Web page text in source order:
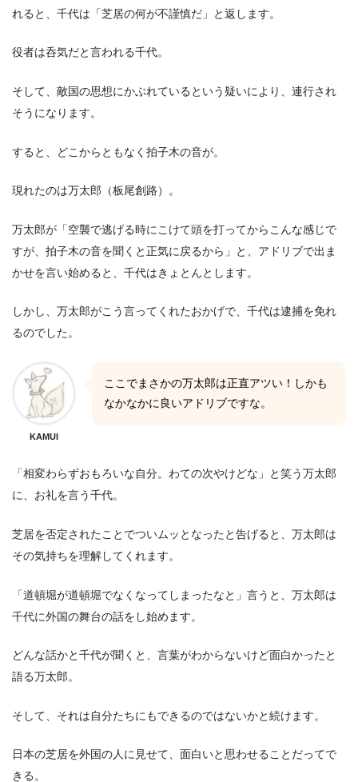
れると、千代は「芝居の何が不謹慎だ」と返します。
役者は呑気だと言われる千代。
そして、敵国の思想にかぶれているという疑いにより、連行され
そうになります。
すると、どこからともなく拍子木の音が。
現れたのは万太郎（板尾創路）。
万太郎が「空襲で逃げる時にこけて頭を打ってからこんな感じで
すが、拍子木の音を聞くと正気に戻るから」と、アドリブで出ま
かせを言い始めると、千代はきょとんとします。
しかし、万太郎がこう言ってくれたおかげで、千代は逮捕を免れ
るのでした。
KAMUI
ここでまさかの万太郎は正直アツい！しかも
なかなかに良いアドリブですな。
「相変わらずおもろいな自分。わての次やけどな」と笑う万太郎
に、お礼を言う千代。
芝居を否定されたことでついムッとなったと告げると、万太郎は
その気持ちを理解してくれます。
「道頓堀が道頓堀でなくなってしまったなと」言うと、万太郎は
千代に外国の舞台の話をし始めます。
どんな話かと千代が聞くと、言葉がわからないけど面白かったと
語る万太郎。
そして、それは自分たちにもできるのではないかと続けます。
日本の芝居を外国の人に見せて、面白いと思わせることだってで
きる。